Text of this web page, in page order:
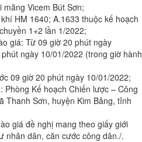
măng Vicem Bút Sơn;
HM 1640; A.1633 thuộc kế hoạch
1+2 lần 1/2022;
giá: Từ 09 giờ 20 phút ngày
ngày 10/01/2022 (trong giờ hành
09 giờ 20 phút ngày 10/01/2022;
Kế hoạch Chiến lược – Công
Thanh Sơn, huyện Kim Bảng, tỉnh
giá đề nghị mang theo giấy giới
nhân dân, căn cước công dân./.